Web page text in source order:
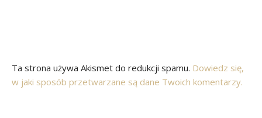
Ta strona używa Akismet do redukcji spamu. Dowiedz się,
w jaki sposób przetwarzane są dane Twoich komentarzy.